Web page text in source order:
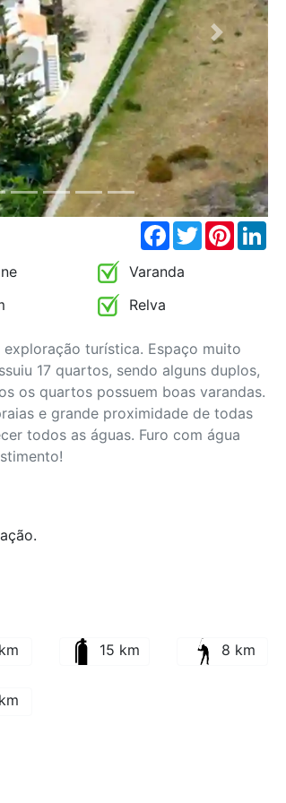
Next
Facebook
TwitterPinterest
Varanda
Relva
turística. Espaço muito
17 quartos, sendo alguns duplos,
os quartos possuem boas varandas.
e grande proximidade de todas
todos as águas. Furo com água
15 km 8 km